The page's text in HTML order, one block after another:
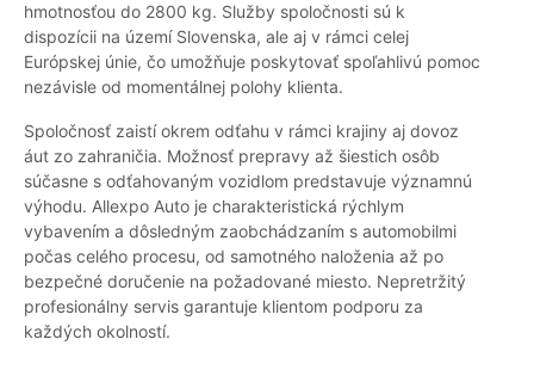
hmotnosťou do 2800 kg. Služby spoločnosti sú k
dispozícii na území Slovenska, ale aj v rámci celej
Európskej únie, čo umožňuje poskytovať spoľahlivú pomoc
nezávisle od momentálnej polohy klienta.
Spoločnosť zaistí okrem odťahu v rámci krajiny aj dovoz
áut zo zahraničia. Možnosť prepravy až šiestich osôb
súčasne s odťahovaným vozidlom predstavuje významnú
výhodu. Allexpo Auto je charakteristická rýchlym
vybavením a dôsledným zaobchádzaním s automobilmi
počas celého procesu, od samotného naloženia až po
bezpečné doručenie na požadované miesto. Nepretržitý
profesionálny servis garantuje klientom podporu za
každých okolností.